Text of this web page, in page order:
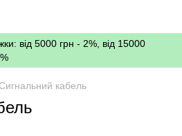
від 5000 грн - 2%, від 15000
Сигнальний кабель